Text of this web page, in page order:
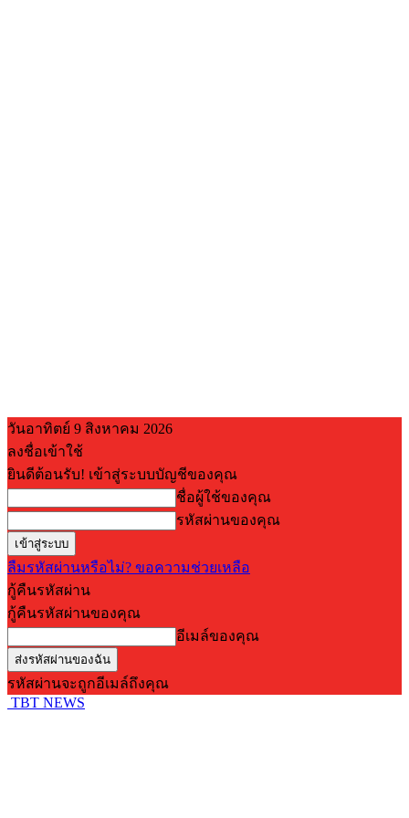
วันอาทิตย์ 9 สิงหาคม 2026
ลงชื่อเข้าใช้
ยินดีต้อนรับ! เข้าสู่ระบบบัญชีของคุณ
ชื่อผู้ใช้ของคุณ
รหัสผ่านของคุณ
ลืมรหัสผ่านหรือไม่? ขอความช่วยเหลือ
กู้คืนรหัสผ่าน
กู้คืนรหัสผ่านของคุณ
อีเมล์ของคุณ
รหัสผ่านจะถูกอีเมล์ถึงคุณ
TBT NEWS